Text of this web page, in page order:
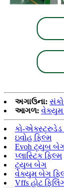
અગાઉના:
આગળ: વેક્યુમ
કો-એક્સ્ટ્રુડેડ
ઇવોહ ફિલ્મ
Evoh ટ્યુબ
પ્લાસ્ટિક ફિલ્મ
ટ્યુબ બેગ
વેક્યુમ બેગ
Vffs હોટ